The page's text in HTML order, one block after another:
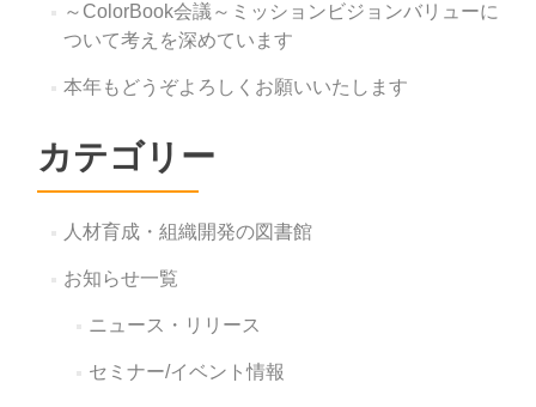
～ColorBook会議～ミッションビジョンバリューに
ついて考えを深めています
本年もどうぞよろしくお願いいたします
カテゴリー
人材育成・組織開発の図書館
お知らせ一覧
ニュース・リリース
セミナー/イベント情報